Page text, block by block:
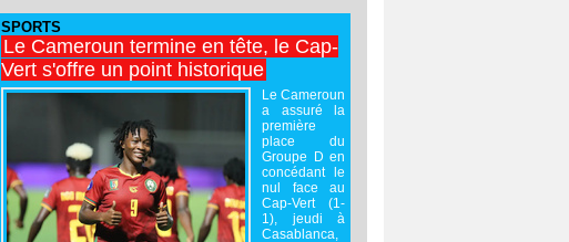
SPORTS
Le Cameroun termine en tête, le Cap-
Vert s'offre un point historique
Le Cameroun
a assuré la
première
place du
Groupe D en
concédant le
nul face au
Cap-Vert (1-
1), jeudi à
Casablanca,